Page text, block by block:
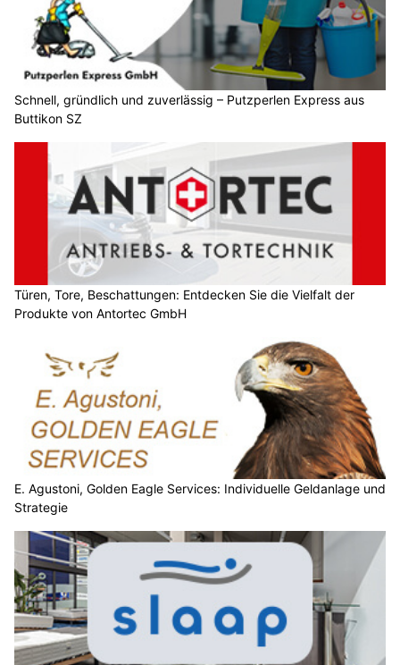
Schnell, gründlich und zuverlässig – Putzperlen Express aus
Buttikon SZ
Türen, Tore, Beschattungen: Entdecken Sie die Vielfalt der
Produkte von Antortec GmbH
E. Agustoni, Golden Eagle Services: Individuelle Geldanlage und
Strategie